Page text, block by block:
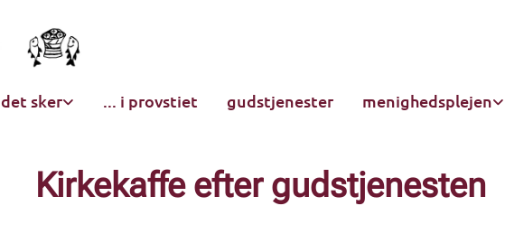
det sker ... i provstiet gudstjenester menighedsplejen
Kirkekaffe efter gudstjenesten